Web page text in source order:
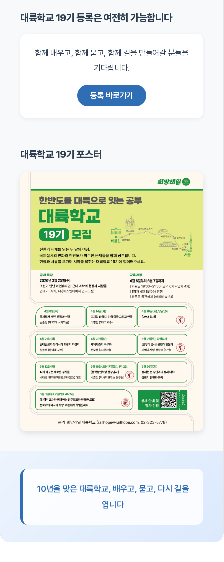
대륙학교 19기 등록은 여전히 가능합니다
함께 배우고, 함께 묻고, 함께 길을 만들어갈 분들을
기다립니다.
등록 바로가기
대륙학교 19기 포스터
10년을 맞은 대륙학교, 배우고, 묻고, 다시 길을
엽니다